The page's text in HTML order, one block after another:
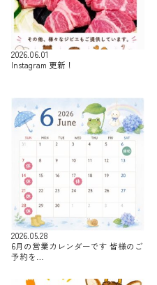
2026.06.01
Instagram 更新！
2026.05.28
6月の営業カレンダーです 皆様のご
予約を…